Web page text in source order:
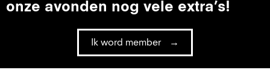
onze avonden nog vele extra’s!
Ik word member